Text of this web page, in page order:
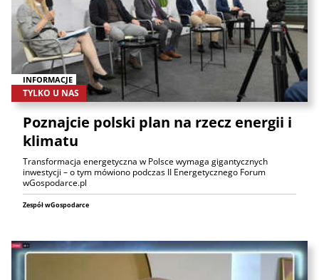
INFORMACJE
TYLKO U NAS
Poznajcie polski plan na rzecz energii i
klimatu
Transformacja energetyczna w Polsce wymaga gigantycznych
inwestycji – o tym mówiono podczas II Energetycznego Forum
wGospodarce.pl
Zespół wGospodarce